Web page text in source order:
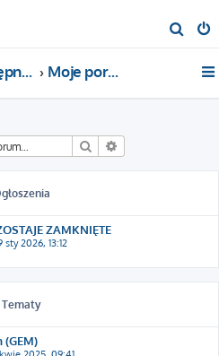
z
Dostępne kategorie Moje portfolio
Szukaj
ZAMKNIĘTE
sty 2026, 13:12
Tematy